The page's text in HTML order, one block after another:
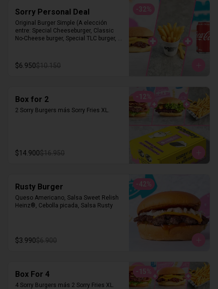
-32%
Sorry Personal Deal
Original Burger Simple (A elección
entre: Special Cheeseburger, Classic
No-Cheese burger, Special TLC burger,
$6.950$10.150
-12%
Box for 2
2 Sorry Burgers más Sorry Fries XL.
$14.900$16.950
-42%
Rusty Burger
Queso Americano, Salsa Sweet Relish
Heinz®, Cebolla picada, Salsa Rusty
$3.990$6.900
-15%
Box For 4
4 Sorry Burgers más 2 Sorry Fries XL.